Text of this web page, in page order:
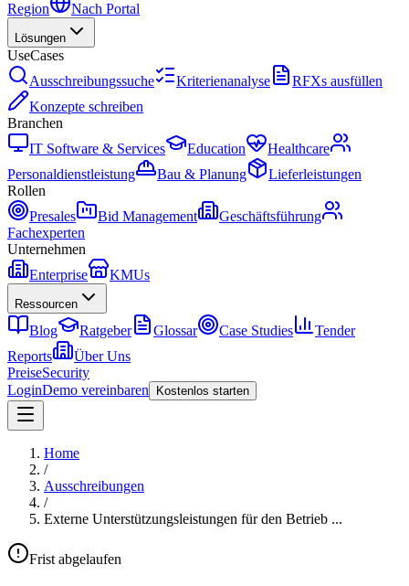
Region
Nach Portal
Lösungen
UseCases
Ausschreibungssuche
Kriterienanalyse
RFXs ausfüllen
Konzepte schreiben
Branchen
IT Software & Services
Education
Healthcare
Personaldienstleistung
Bau & Planung
Lieferleistungen
Rollen
Presales
Bid Management
Geschäftsführung
Fachexperten
Unternehmen
Enterprise
KMUs
Ressourcen
Blog Ratgeber Glossar Case Studies
Tender
Reports
Über Uns
PreiseSecurity
LoginDemo vereinbaren Kostenlos starten
Home
/
Ausschreibungen
/
Externe Unterstützungsleistungen für den Betrieb ...
Frist abgelaufen